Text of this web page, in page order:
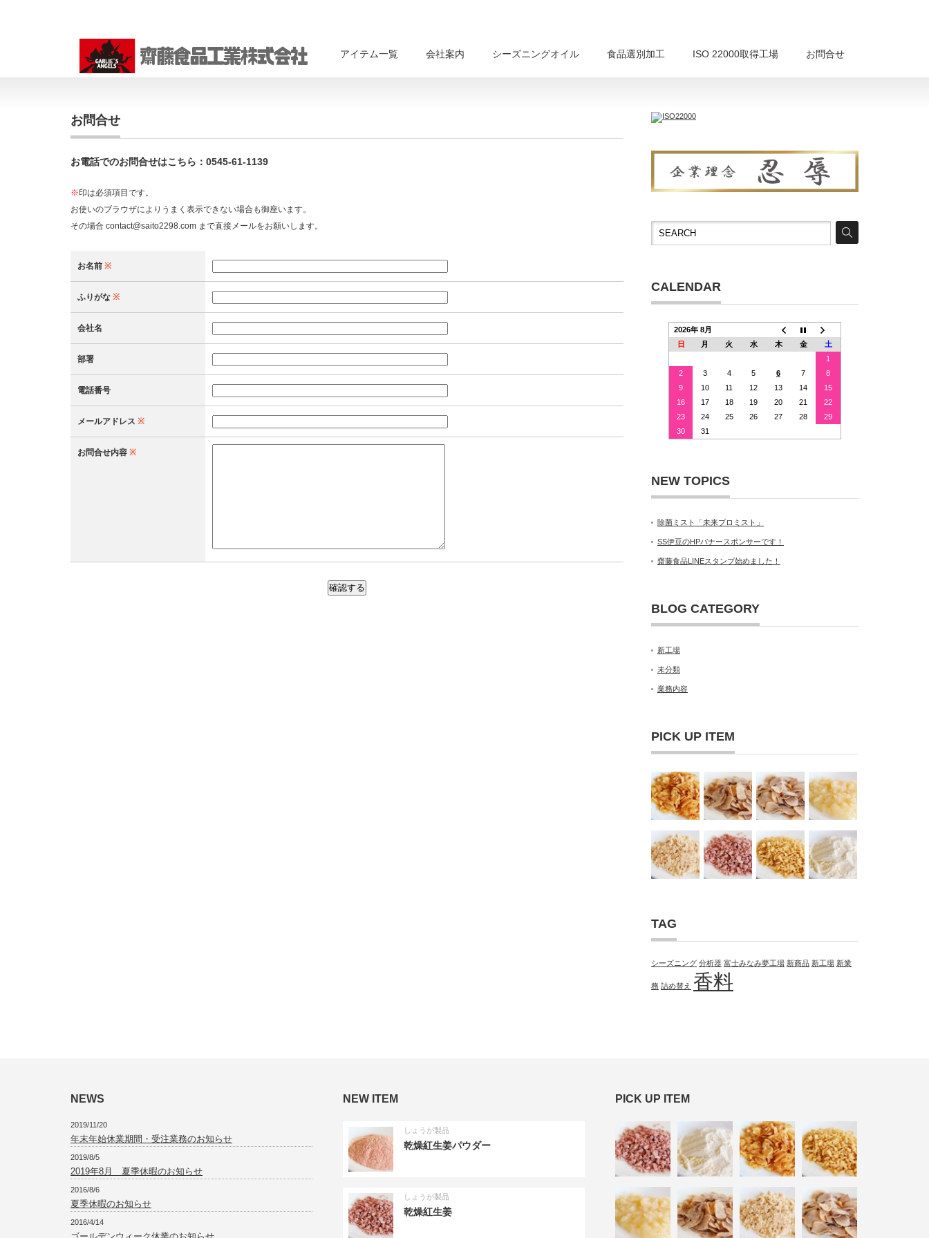
アイテム一覧 会社案内 シーズニングオイル 食品選別加工 ISO 22000取得工場 お問合せ
お問合せ
お電話でのお問合せはこちら：0545-61-1139
※印は必須項目です。
お使いのブラウザによりうまく表示できない場合も御座います。
その場合 contact@saito2298.com まで直接メールをお願いします。
お名前 ※
ふりがな ※
会社名
部署
電話番号
メールアドレス ※
お問合せ内容 ※
CALENDAR
2026年 8月
日
月 火 水 木 金
土
1
2
3 4 5 6 7
8
9
10 11 12 13 14
15
16
17 18 19 20 21
22
23
24 25 26 27 28
29
30
31
NEW TOPICS
除菌ミスト「未来プロミスト」
SS伊豆のHPバナースポンサーです！
齋藤食品LINEスタンプ始めました！
BLOG CATEGORY
新工場
未分類
業務内容
PICK UP ITEM
TAG
シーズニング 分析器 富士みなみ夢工場 新商品 新工場 新業
務 詰め替え 香料
NEWS
2019/11/20
年末年始休業期間・受注業務のお知らせ
2019/8/5
2019年8月 夏季休暇のお知らせ
2016/8/6
夏季休暇のお知らせ
2016/4/14
NEW ITEM
しょうが製品
乾燥紅生姜パウダー
しょうが製品
乾燥紅生姜
PICK UP ITEM